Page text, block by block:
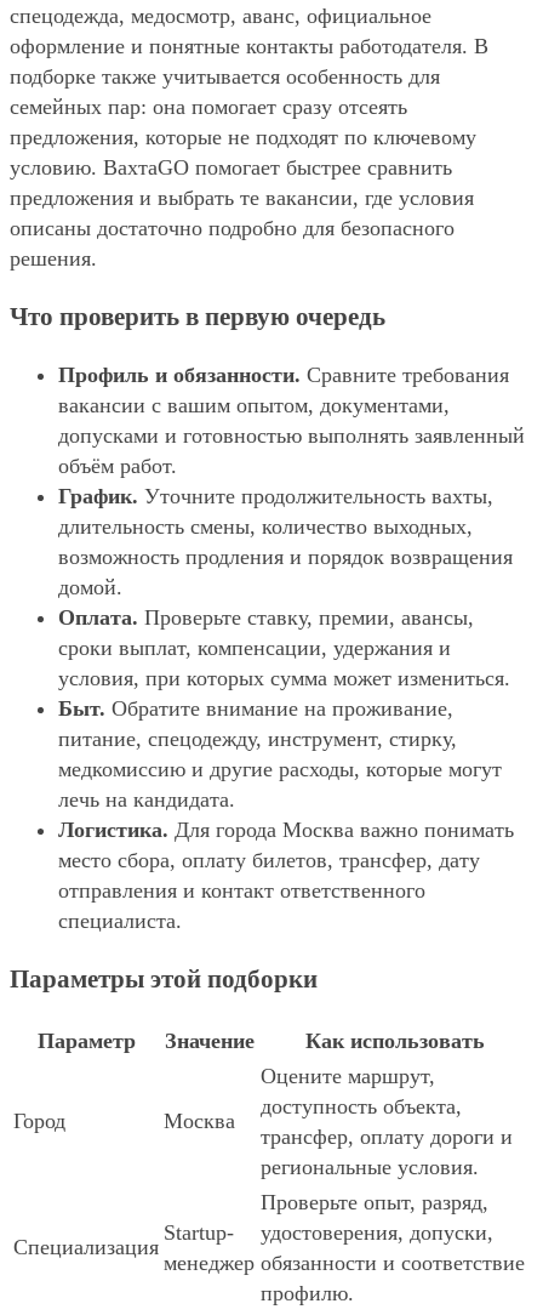
спецодежда, медосмотр, аванс, официальное
оформление и понятные контакты работодателя. В
подборке также учитывается особенность для
семейных пар: она помогает сразу отсеять
предложения, которые не подходят по ключевому
условию. ВахтаGO помогает быстрее сравнить
предложения и выбрать те вакансии, где условия
описаны достаточно подробно для безопасного
решения.
Что проверить в первую очередь
Профиль и обязанности. Сравните требования
вакансии с вашим опытом, документами,
допусками и готовностью выполнять заявленный
объём работ.
График. Уточните продолжительность вахты,
длительность смены, количество выходных,
возможность продления и порядок возвращения
домой.
Оплата. Проверьте ставку, премии, авансы,
сроки выплат, компенсации, удержания и
условия, при которых сумма может измениться.
Быт. Обратите внимание на проживание,
питание, спецодежду, инструмент, стирку,
медкомиссию и другие расходы, которые могут
лечь на кандидата.
Логистика. Для города Москва важно понимать
место сбора, оплату билетов, трансфер, дату
отправления и контакт ответственного
специалиста.
Параметры этой подборки
Параметр Значение Как использовать
Город Москва
Оцените маршрут,
доступность объекта,
трансфер, оплату дороги и
региональные условия.
Специализация
Startup-
менеджер
Проверьте опыт, разряд,
удостоверения, допуски,
обязанности и соответствие
профилю.